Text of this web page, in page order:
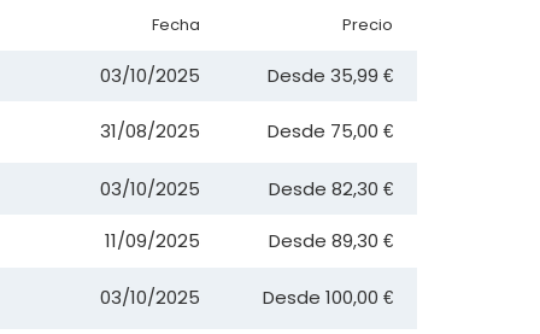
Fecha Precio
03/10/2025 Desde 35,99 €
31/08/2025 Desde 75,00 €
03/10/2025 Desde 82,30 €
11/09/2025 Desde 89,30 €
03/10/2025 Desde 100,00 €